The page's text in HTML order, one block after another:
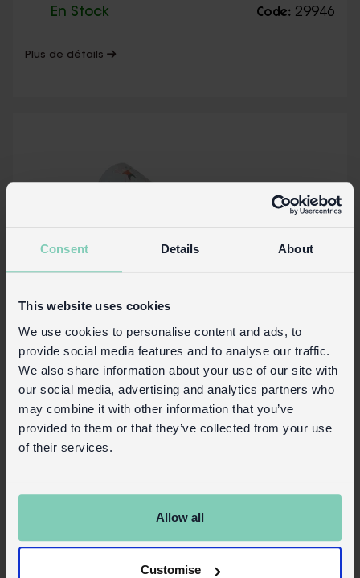
Consent Details About
This website uses cookies
We use cookies to personalise content and ads, to
provide social media features and to analyse our traffic.
We also share information about your use of our site with
our social media, advertising and analytics partners who
may combine it with other information that you’ve
provided to them or that they’ve collected from your use
of their services.
Allow all
Customise
En Stock Code: 29946
Plus de détails
Kaléidoscope Mimi And Milo
Déstockage Code: